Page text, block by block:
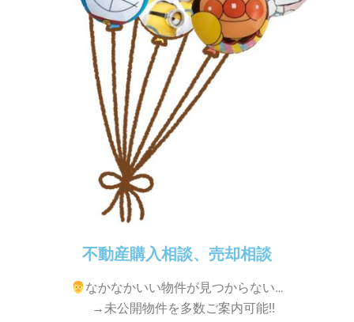
不動産購入相談、売却相談
なかなかいい物件が見つからない…
→未公開物件を多数ご案内可能!!